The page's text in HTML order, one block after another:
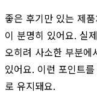
좋은 후기만 있는 제
이 분명히 있어요. 실
오히려 사소한 부분
있어요. 이런 포인트
로 유지돼요.